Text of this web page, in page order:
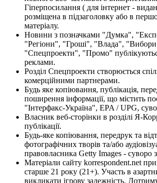
Гіперпосилання ( для інтернет -
розміщена в підзаголовку або в
матеріалу.
Новини з позначками "Думка",
"Регіони", "Гроші", "Влада",
"Спецпроекти", "Промо"
реклами.
Розділ Спецпроекти створюється
комерційними партнерами.
Будь яке копіювання, публікація,
поширення інформації, що містить
"Інтерфакс-Україна", EPA / UPG,
Власник веб-сторінки в розділі Я-
публікації.
Будь-яке копіювання, передрук та
фотографічних творів та/або
правовласника Getty Images - суворо
Матеріали сайту korrespondent.net
старше 21 року (21+). Участь в
викликати ігрову залежність.